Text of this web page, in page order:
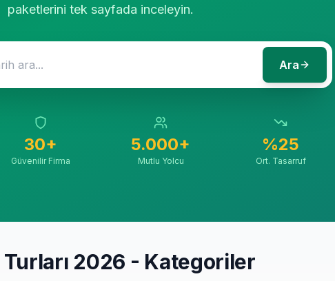
paketlerini tek sayfada inceleyin.
Ara
30+
Güvenilir Firma
5.000+
Mutlu Yolcu
%25
Ort. Tasarruf
Turları 2026 - Kategoriler